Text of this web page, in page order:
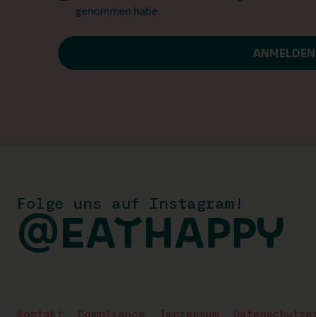
genommen habe.
Folge uns auf Instagram!
@EATHAPPY
Kontakt Compliance Impressum